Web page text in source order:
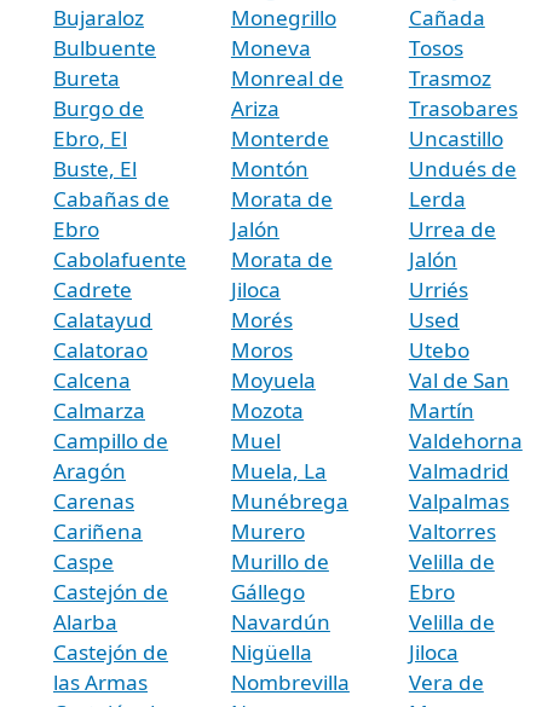
Bujaraloz
Bulbuente
Bureta
Burgo de
Ebro, El
Buste, El
Cabañas de
Ebro
Cabolafuente
Cadrete
Calatayud
Calatorao
Calcena
Calmarza
Campillo de
Aragón
Carenas
Cariñena
Caspe
Castejón de
Alarba
Castejón de
las Armas
Monegrillo
Moneva
Monreal de
Ariza
Monterde
Montón
Morata de
Jalón
Morata de
Jiloca
Morés
Moros
Moyuela
Mozota
Muel
Muela, La
Munébrega
Murero
Murillo de
Gállego
Navardún
Nigüella
Nombrevilla
Cañada
Tosos
Trasmoz
Trasobares
Uncastillo
Undués de
Lerda
Urrea de
Jalón
Urriés
Used
Utebo
Val de San
Martín
Valdehorna
Valmadrid
Valpalmas
Valtorres
Velilla de
Ebro
Velilla de
Jiloca
Vera de